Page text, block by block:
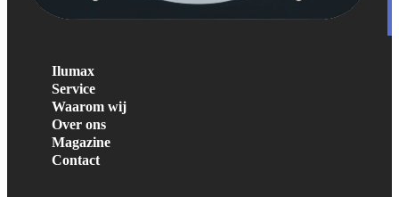
Ilumax
Service
Waarom wij
Over ons
Magazine
Contact